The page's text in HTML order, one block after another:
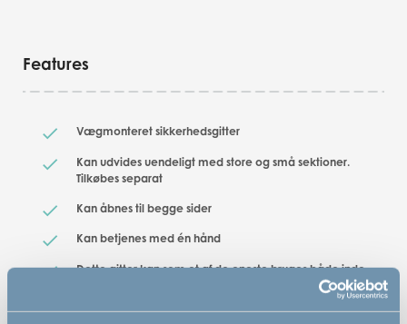
Features
Vægmonteret sikkerhedsgitter
Kan udvides uendeligt med store og små sektioner.
Tilkøbes separat
Kan åbnes til begge sider
Kan betjenes med én hånd
Dette gitter kan som et af de eneste bruges både inde
og ude(den europæiske standard for sikkerhedsgitre